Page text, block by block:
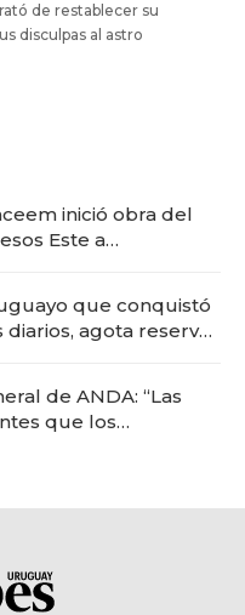
de restablecer su
disculpas al astro
inició obra del
Este a
que conquistó
agota reservas
de ANDA: “Las
que los